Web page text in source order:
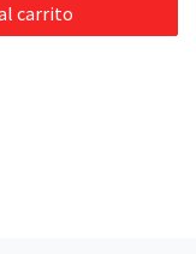
carrito